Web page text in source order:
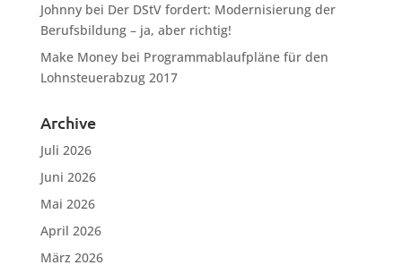
Johnnybei Der DStV fordert: Modernisierung der
Berufsbildung – ja, aber richtig!
Make Moneybei Programmablaufpläne für den
Lohnsteuerabzug 2017
Archive
Juli 2026
Juni 2026
Mai 2026
April 2026
März 2026